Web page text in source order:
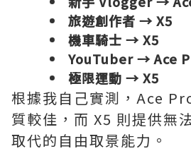
旅遊創作者 → X5
機車騎士 → X5
YouTuber → Ace
極限運動 → X5
根據我自己實測，Ace
質較佳，而 X5 則提供無
取代的自由取景能力。